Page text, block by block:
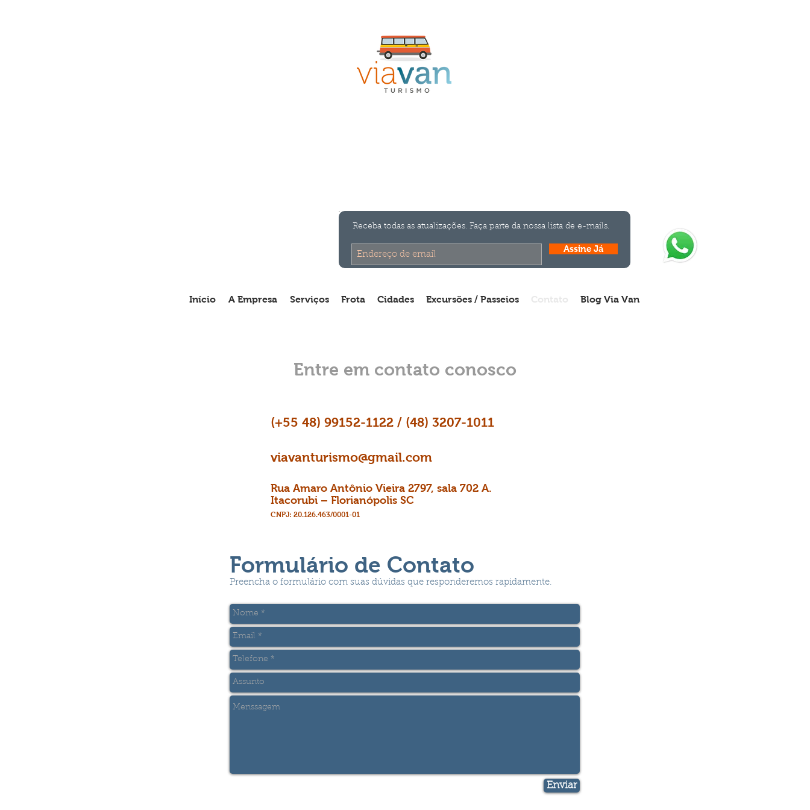
Receba todas as atualizações. Faça parte da nossa lista de e-mails.
Assine Já
Início A Empresa Serviços Frota Cidades Excursões / Passeios Blog Via Van
Entre em contato conosco
(+55 48) 99152-1122 / (48) 3207-1011
viavanturismo@gmail.com
Rua Amaro Antônio Vieira 2797, sala 702 A.
Itacorubi – Florianópolis SC
CNPJ: 20.126.463/0001-01
Formulário de Contato
Preencha o formulário com suas dúvidas que responderemos rapidamente.
Enviar